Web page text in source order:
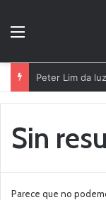
Peter Lim da
Sin
Parece que no